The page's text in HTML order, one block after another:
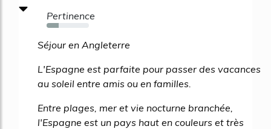
Pertinence
29%
Séjour en Angleterre
L'Espagne est parfaite pour passer des vacances
au soleil entre amis ou en familles.
Entre plages, mer et vie nocturne branchée,
l'Espagne est un pays haut en couleurs et très